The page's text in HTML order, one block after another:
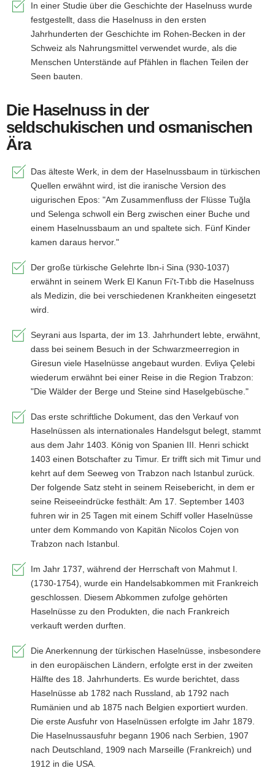
In einer Studie über die Geschichte der Haselnuss wurde
festgestellt, dass die Haselnuss in den ersten
Jahrhunderten der Geschichte im Rohen-Becken in der
Schweiz als Nahrungsmittel verwendet wurde, als die
Menschen Unterstände auf Pfählen in flachen Teilen der
Seen bauten.
Die Haselnuss in der
seldschukischen und osmanischen
Ära
Das älteste Werk, in dem der Haselnussbaum in türkischen
Quellen erwähnt wird, ist die iranische Version des
uigurischen Epos: "Am Zusammenfluss der Flüsse Tuğla
und Selenga schwoll ein Berg zwischen einer Buche und
einem Haselnussbaum an und spaltete sich. Fünf Kinder
kamen daraus hervor."
Der große türkische Gelehrte Ibn-i Sina (930-1037)
erwähnt in seinem Werk El Kanun Fi't-Tıbb die Haselnuss
als Medizin, die bei verschiedenen Krankheiten eingesetzt
wird.
Seyrani aus Isparta, der im 13. Jahrhundert lebte, erwähnt,
dass bei seinem Besuch in der Schwarzmeerregion in
Giresun viele Haselnüsse angebaut wurden. Evliya Çelebi
wiederum erwähnt bei einer Reise in die Region Trabzon:
"Die Wälder der Berge und Steine sind Haselgebüsche."
Das erste schriftliche Dokument, das den Verkauf von
Haselnüssen als internationales Handelsgut belegt, stammt
aus dem Jahr 1403. König von Spanien III. Henri schickt
1403 einen Botschafter zu Timur. Er trifft sich mit Timur und
kehrt auf dem Seeweg von Trabzon nach Istanbul zurück.
Der folgende Satz steht in seinem Reisebericht, in dem er
seine Reiseeindrücke festhält: Am 17. September 1403
fuhren wir in 25 Tagen mit einem Schiff voller Haselnüsse
unter dem Kommando von Kapitän Nicolos Cojen von
Trabzon nach Istanbul.
Im Jahr 1737, während der Herrschaft von Mahmut I.
(1730-1754), wurde ein Handelsabkommen mit Frankreich
geschlossen. Diesem Abkommen zufolge gehörten
Haselnüsse zu den Produkten, die nach Frankreich
verkauft werden durften.
Die Anerkennung der türkischen Haselnüsse, insbesondere
in den europäischen Ländern, erfolgte erst in der zweiten
Hälfte des 18. Jahrhunderts. Es wurde berichtet, dass
Haselnüsse ab 1782 nach Russland, ab 1792 nach
Rumänien und ab 1875 nach Belgien exportiert wurden.
Die erste Ausfuhr von Haselnüssen erfolgte im Jahr 1879.
Die Haselnussausfuhr begann 1906 nach Serbien, 1907
nach Deutschland, 1909 nach Marseille (Frankreich) und
1912 in die USA.